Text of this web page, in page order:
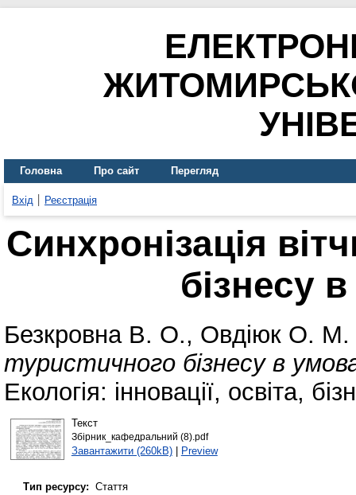
Головна Про сайт Перегляд
Вхід Реєстрація
Синхронізація
бізнесу
Безкровна В. О., Овдіюк О. М.
туристичного бізнесу в
Екологія: інновації, освіта,
Текст
Збірник_кафедральний (8).pdf
Завантажити (260kB)| Preview
Тип ресурсу: Стаття